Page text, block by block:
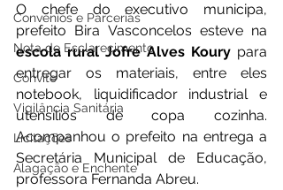
Convênios e Parcerias
Nota de Esclarecimento
Convite
Vigilância Sanitária
Licitações
Alagação e Enchente
O chefe do executivo municipa,
escola rural Jofre Alves Koury para
entregar os materiais, entre eles
notebook, liquidificador industrial e
utensílios de copa cozinha.
Acompanhou o prefeito na entrega a
Secretária Municipal de Educação,
professora Fernanda Abreu.